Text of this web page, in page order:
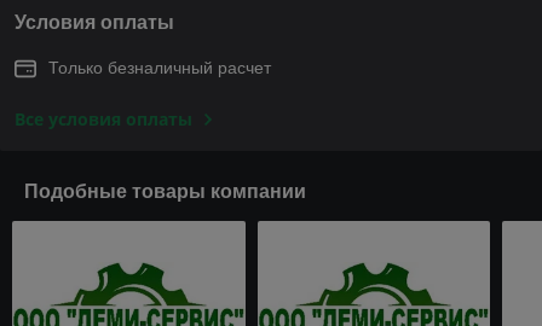
Условия оплаты
Только безналичный расчет
Все условия оплаты
Подобные товары компании